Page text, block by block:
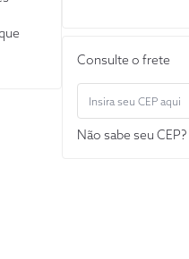
Consulte o frete
Não sabe seu CEP?